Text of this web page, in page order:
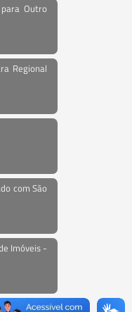
Outro
Regional
com São
Imóveis -